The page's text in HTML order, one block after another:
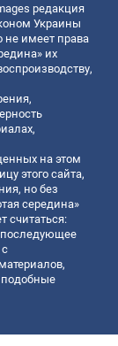
редакция
Украины
не имеет права
их
на этом
этого сайта,
но без
середина»
считаться:
последующее
подобные